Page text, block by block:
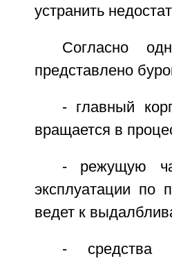
устранить
Согласно
представлено
- главный
вращается в
- режущую
эксплуатации по
ведет к
- средства